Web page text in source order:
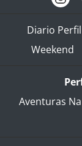
Diario Perfil
Weekend
Aventuras